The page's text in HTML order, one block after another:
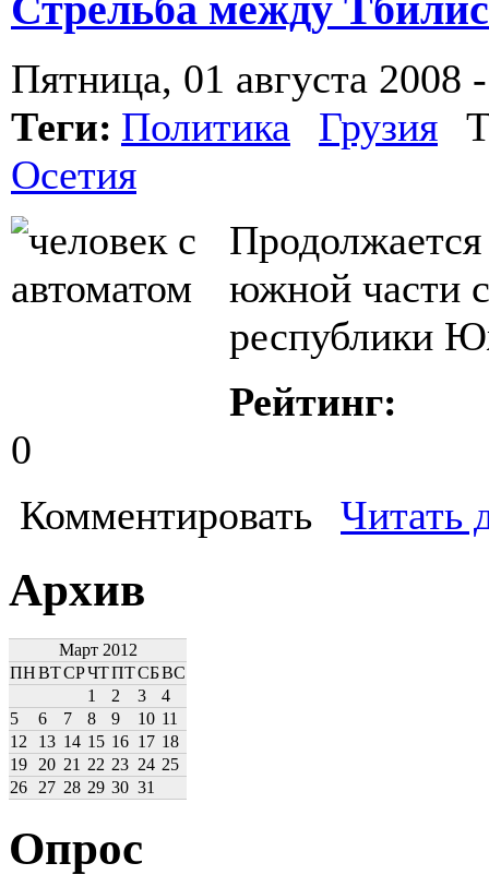
Пятница, 01 августа 2008
Теги: Политика Грузия
Осетия
Продолжается
южной части
республики
Рейтинг:
0
Комментировать
Читать
Архив
Март 2012
ПНВТСРЧТПТСБВС
1
2 3
4
5
6 7 8 9 10 11
12
13 14 15 16 17 18
19
20 21 22 23 24 25
26
27 28 29 30 31
Опрос